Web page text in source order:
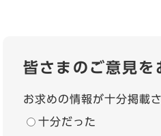
皆さまのご意見を
お求めの情報が十分掲載
十分だった